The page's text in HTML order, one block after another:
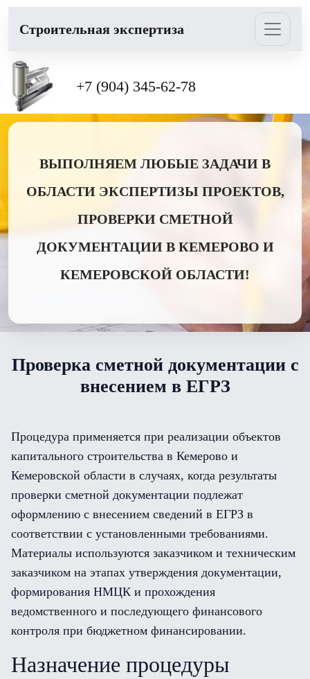
Cтроительная экспертиза
+7 (904) 345-62-78
ВЫПОЛНЯЕМ ЛЮБЫЕ ЗАДАЧИ В
ОБЛАСТИ ЭКСПЕРТИЗЫ ПРОЕКТОВ,
ПРОВЕРКИ СМЕТНОЙ
ДОКУМЕНТАЦИИ В КЕМЕРОВО И
КЕМЕРОВСКОЙ ОБЛАСТИ!
Проверка сметной документации с
внесением в ЕГРЗ
Процедура применяется при реализации объектов
капитального строительства в Кемерово и
Кемеровской области в случаях, когда результаты
проверки сметной документации подлежат
оформлению с внесением сведений в ЕГРЗ в
соответствии с установленными требованиями.
Материалы используются заказчиком и техническим
заказчиком на этапах утверждения документации,
формирования НМЦК и прохождения
ведомственного и последующего финансового
контроля при бюджетном финансировании.
Назначение процедуры